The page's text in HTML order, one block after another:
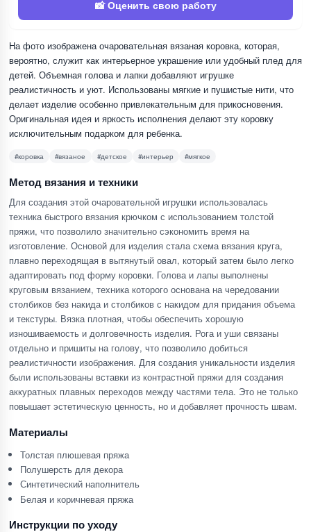
📸 Оценить свою работу
На фото изображена очаровательная вязаная коровка, которая,
вероятно, служит как интерьерное украшение или удобный плед для
детей. Объемная голова и лапки добавляют игрушке
реалистичность и уют. Использованы мягкие и пушистые нити, что
делает изделие особенно привлекательным для прикосновения.
Оригинальная идея и яркость исполнения делают эту коровку
исключительным подарком для ребенка.
#коровка #вязаное #детское #интерьер #мягкое
Метод вязания и техники
Для создания этой очаровательной игрушки использовалась
техника быстрого вязания крючком с использованием толстой
пряжи, что позволило значительно сэкономить время на
изготовление. Основой для изделия стала схема вязания круга,
плавно переходящая в вытянутый овал, который затем было легко
адаптировать под форму коровки. Голова и лапы выполнены
круговым вязанием, техника которого основана на чередовании
столбиков без накида и столбиков с накидом для придания объема
и текстуры. Вязка плотная, чтобы обеспечить хорошую
изношиваемость и долговечность изделия. Рога и уши связаны
отдельно и пришиты на голову, что позволило добиться
реалистичности изображения. Для создания уникальности изделия
были использованы вставки из контрастной пряжи для создания
аккуратных плавных переходов между частями тела. Это не только
повышает эстетическую ценность, но и добавляет прочность швам.
Материалы
Толстая плюшевая пряжа
Полушерсть для декора
Синтетический наполнитель
Белая и коричневая пряжа
Инструкции по уходу